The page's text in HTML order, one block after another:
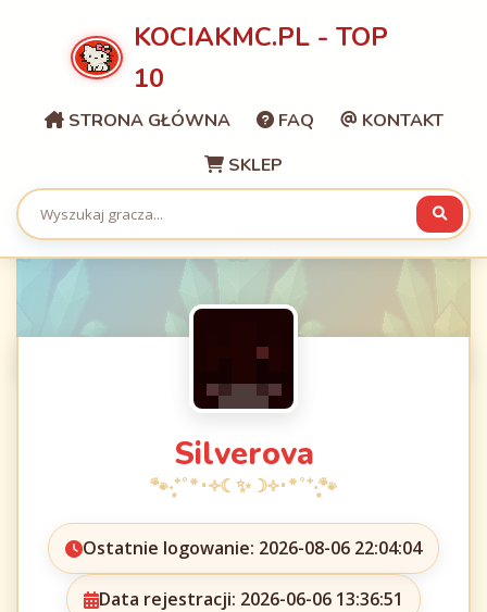
KOCIAKMC.PL - TOP
10
STRONA GŁÓWNA FAQ
KONTAKT
SKLEP
Silverova
Ostatnie logowanie: 2026-08-06 22:04:04
Data rejestracji: 2026-06-06 13:36:51